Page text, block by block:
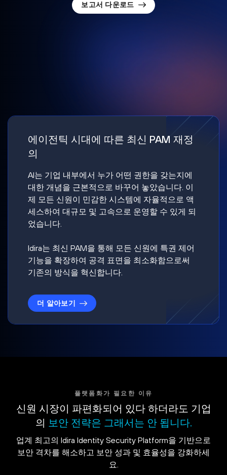
보고서 다운로드
에이전틱 시대에 따른 최신 PAM 재정
의
AI는 기업 내부에서 누가 어떤 권한을 갖는지에
대한 개념을 근본적으로 바꾸어 놓았습니다. 이
제 모든 신원이 민감한 시스템에 자율적으로 액
세스하여 대규모 및 고속으로 운영할 수 있게 되
었습니다.
Idira는 최신 PAM을 통해 모든 신원에 특권 제어
기능을 확장하여 공격 표면을 최소화함으로써
기존의 방식을 혁신합니다.
더 알아보기
플랫폼화가 필요한 이유
신원 시장이 파편화되어 있다 하더라도 기업
의 보안 전략은 그래서는 안 됩니다.
업계 최고의 Idira Identity Security Platform을 기반으로
보안 격차를 해소하고 보안 성과 및 효율성을 강화하세
요.